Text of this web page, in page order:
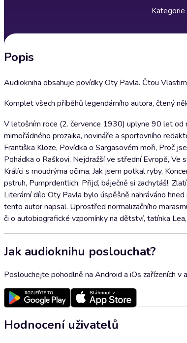
Kategorie
Popis
Audiokniha obsahuje povídky Oty Pavla. Čtou
Komplet všech příběhů legendárního autora, čtený
V letošním roce (2. července 1930) uplyne 90 let od
mimořádného prozaika, novináře a sportovního
Františka Kloze, Povídka o Sargasovém moři, Proč
Pohádka o Raškovi, Nejdražší ve střední Evropě, Ve
Králíci s moudrýma očima, Jak jsem potkal ryby,
pstruh, Pumprdentlich, Přijď, báječně si zachytáš!,
Literární dílo Oty Pavla bylo úspěšně nahráváno
tento autor napsal. Uprostřed normalizačního
či o autobiografické vzpomínky na dětství, tatínka
Jak audioknihu poslouchat?
Poslouchejte pohodlně na Android a iOs zařízeních v
Hodnocení uživatelů